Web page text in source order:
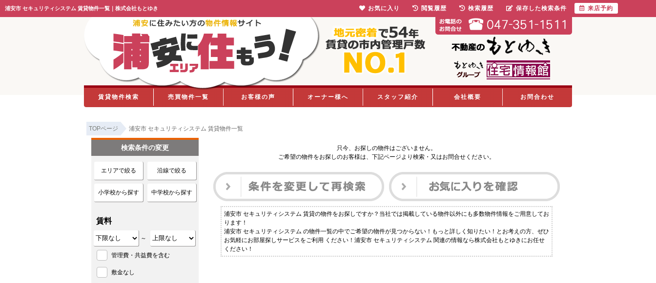
浦安市 セキュリティシステム 賃貸物件一覧｜株式会社もとゆき
賃貸物件検索 売買物件一覧 お客様の声 オーナー様へ スタッフ紹介 会社概要 お問合わせ
TOPページ 浦安市 セキュリティシステム 賃貸物件一覧
只今、お探しの物件はございません。
ご希望の物件をお探しのお客様は、下記ページより検索・又はお問合せください。
浦安市 セキュリティシステム 賃貸の物件をお探しですか？当社では掲載している物件以外にも多数物件情報をご用意してお
ります！
浦安市 セキュリティシステム の物件一覧の中でご希望の物件が見つからない！もっと詳しく知りたい！とお考えの方、ぜひ
お気軽にお部屋探しサービスをご利用 ください！浦安市 セキュリティシステム 関連の情報なら株式会社もとゆきにお任せ
ください！
検索条件の変更
エリアで絞る 沿線で絞る
小学校から探す 中学校から探す
賃料
～
管理費・共益費を含む
敷金なし
お気に入り 閲覧履歴 検索履歴 保存した検索条件 来店予約